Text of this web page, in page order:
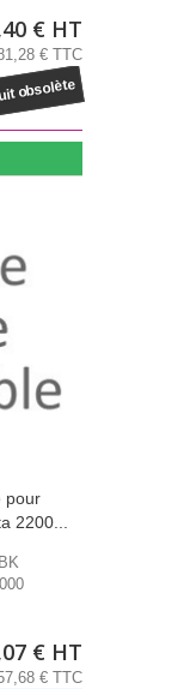
€ HT
€ TTC
obsolète
pour
2200...
€ HT
€ TTC